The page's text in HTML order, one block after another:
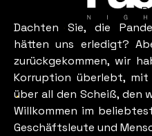
Dachten Sie, die
hätten uns erledigt?
zurückgekommen, wir
Korruption überlebt, mit
über all den Scheiß, den
Willkommen im
Geschäftsleute und